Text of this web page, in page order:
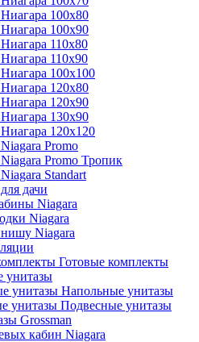
100x80
100x90
110x80
110x90
100x100
120x80
120x90
130x90
120x120
Promo
Promo Тропик
Standart
дачи
Niagara
Niagara
Niagara
Готовые комплекты
унитазы
Напольные унитазы
Подвесные унитазы
Grossman
кабин Niagara